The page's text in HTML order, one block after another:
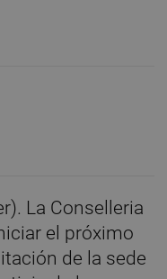
La Conselleria
el próximo
de la sede